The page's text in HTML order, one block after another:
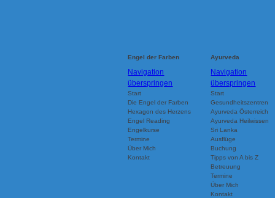
Engel der Farben
Navigation
überspringen
Start
Die Engel der Farben
Hexagon des Herzens
Engel Reading
Engelkurse
Termine
Über Mich
Kontakt
Ayurveda
Navigation
überspringen
Start
Gesundheitszentren
Ayurveda Österreich
Ayurveda Heilwissen
Sri Lanka
Ausflüge
Buchung
Tipps von A bis Z
Betreuung
Termine
Über Mich
Kontakt